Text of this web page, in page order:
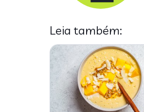
Leia também: